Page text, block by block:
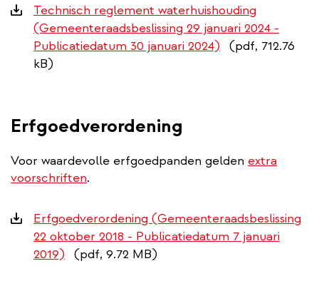
Downloads
Technisch reglement waterhuishouding
(Gemeenteraadsbeslissing 29 januari 2024 -
Publicatiedatum 30 januari 2024)
(pdf, 712.76
kB)
Erfgoedverordening
Voor waardevolle erfgoedpanden gelden extra
voorschriften.
Downloads
Erfgoedverordening (Gemeenteraadsbeslissing
22 oktober 2018 - Publicatiedatum 7 januari
2019)
(pdf, 9.72 MB)